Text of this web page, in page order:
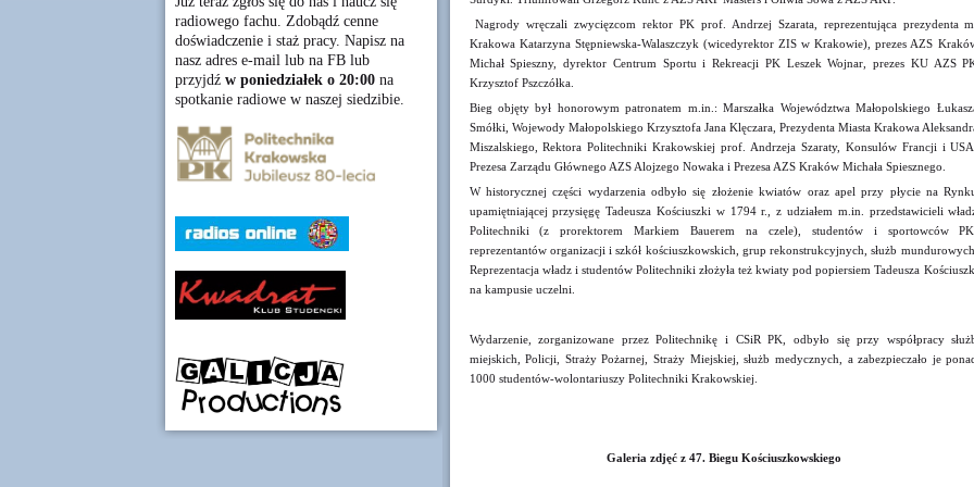
radiowego fachu. Zdobądź cenne
doświadczenie i staż pracy. Napisz na
nasz adres e-mail lub na FB lub
przyjdź w poniedziałek o 20:00na
spotkanie radiowe w naszej siedzibie.
Nagrody wręczali zwycięzcom rektor PK prof. Andrzej Szarata, reprezentująca prezydenta m.
Krakowa Katarzyna Stępniewska-Walaszczyk (wicedyrektor ZIS w Krakowie), prezes AZS
Michał Spieszny, dyrektor Centrum Sportu i Rekreacji PK Leszek Wojnar, prezes KU AZS
Krzysztof Pszczółka.
Bieg objęty był honorowym patronatem m.in.: Marszałka Województwa Małopolskiego
Smółki, Wojewody Małopolskiego Krzysztofa Jana Klęczara, Prezydenta Miasta Krakowa
Miszalskiego, Rektora Politechniki Krakowskiej prof. Andrzeja Szaraty, Konsulów Francji i USA,
Prezesa Zarządu Głównego AZS Alojzego Nowaka i Prezesa AZS Kraków Michała Spiesznego.
W historycznej części wydarzenia odbyło się złożenie kwiatów oraz apel przy płycie na
upamiętniającej przysięgę Tadeusza Kościuszki w 1794 r., z udziałem m.in. przedstawicieli
Politechniki (z prorektorem Markiem Bauerem na czele), studentów i sportowców PK,
reprezentantów organizacji i szkół kościuszkowskich, grup rekonstrukcyjnych, służb mundurowych.
Reprezentacja władz i studentów Politechniki złożyła też kwiaty pod popiersiem Tadeusza
na kampusie uczelni.
Wydarzenie, zorganizowane przez Politechnikę i CSiR PK, odbyło się przy współpracy
miejskich, Policji, Straży Pożarnej, Straży Miejskiej, służb medycznych, a zabezpieczało je
1000 studentów-wolontariuszy Politechniki Krakowskiej.
Galeria zdjęć z 47. Biegu Kościuszkowskiego